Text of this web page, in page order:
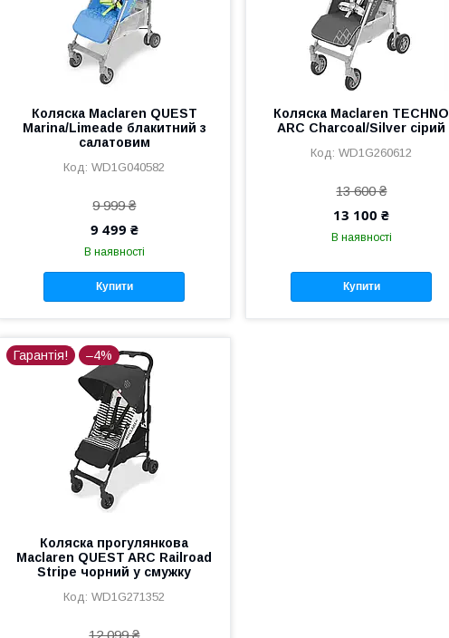
Коляска Maclaren QUEST
Marina/Limeade блакитний з
салатовим
WD1G040582
9 999 ₴
9 499 ₴
В наявності
Купити
Коляска Maclaren TECHNO
ARC Charcoal/Silver сірий
WD1G260612
13 600 ₴
13 100 ₴
В наявності
Купити
Гарантія! –4%
Коляска прогулянкова
Maclaren QUEST ARC Railroad
Stripe чорний у смужку
WD1G271352
12 099 ₴